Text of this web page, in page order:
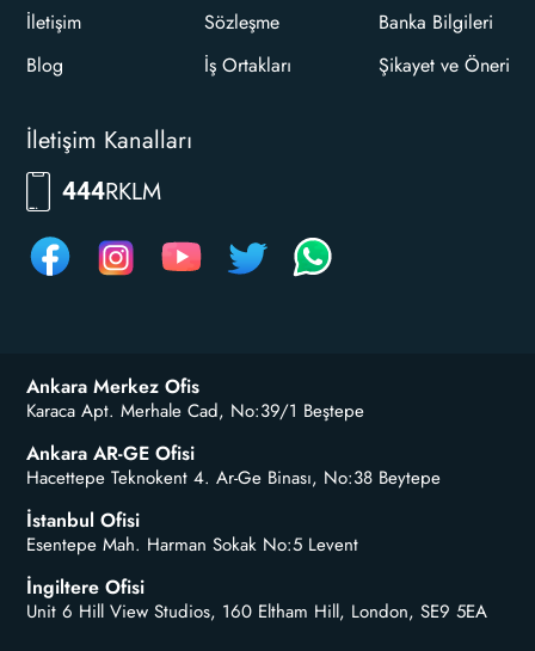
İletişim
Blog
Sözleşme
İş Ortakları
Banka Bilgileri
Şikayet ve Öneri
İletişim Kanalları
444RKLM
Ankara Merkez Ofis
Karaca Apt. Merhale Cad, No:39/1 Beştepe
Ankara AR-GE Ofisi
Hacettepe Teknokent 4. Ar-Ge Binası, No:38 Beytepe
İstanbul Ofisi
Esentepe Mah. Harman Sokak No:5 Levent
İngiltere Ofisi
Unit 6 Hill View Studios, 160 Eltham Hill, London, SE9 5EA